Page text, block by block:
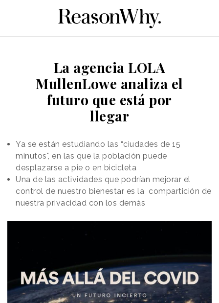
La agencia LOLA
MullenLowe analiza el
futuro que está por
llegar
Ya se están estudiando las “ciudades de 15
minutos", en las que la población puede
desplazarse a pie o en bicicleta
Una de las actividades que podrían mejorar el
control de nuestro bienestar es la compartición de
nuestra privacidad con los demás